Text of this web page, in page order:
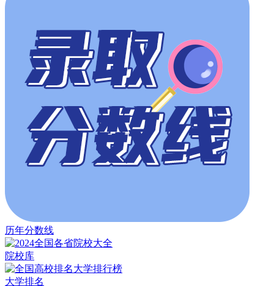
历年分数线
院校库
大学排名